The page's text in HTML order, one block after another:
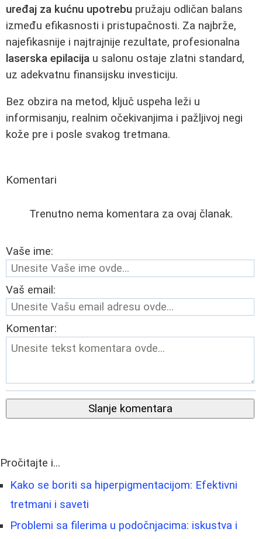
uređaj za kućnu upotrebu pružaju odličan balans
između efikasnosti i pristupačnosti. Za najbrže,
najefikasnije i najtrajnije rezultate, profesionalna
laserska epilacija u salonu ostaje zlatni standard,
uz adekvatnu finansijsku investiciju.
Bez obzira na metod, ključ uspeha leži u
informisanju, realnim očekivanjima i pažljivoj negi
kože pre i posle svakog tretmana.
Komentari
Trenutno nema komentara za ovaj članak.
Vaše ime:
Vaš email:
Komentar:
Slanje komentara
Pročitajte i...
Kako se boriti sa hiperpigmentacijom: Efektivni
tretmani i saveti
Problemi sa filerima u podočnjacima: iskustva i